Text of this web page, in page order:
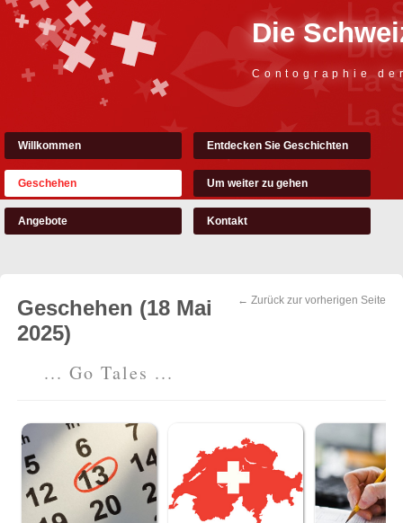
Die
Contographie
Willkommen Entdecken Sie Geschichten
Geschehen Um weiter zu gehen
Angebote Kontakt
← Zurück zur vorherigen Seite
Geschehen (18 Mai
2025)
... Go Tales ...